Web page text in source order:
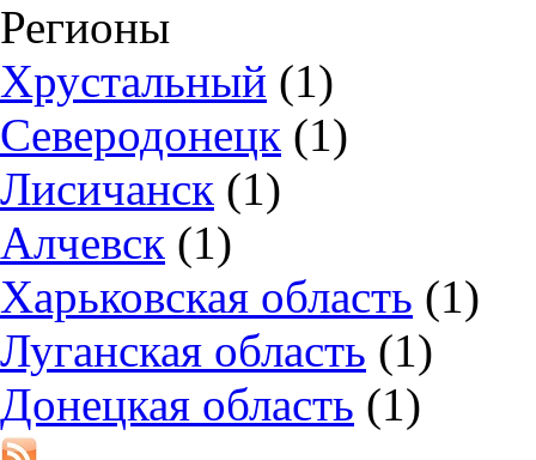
Регионы
Хрустальный (1)
Северодонецк (1)
Лисичанск (1)
Алчевск (1)
Харьковская область (1)
Луганская область (1)
Донецкая область (1)